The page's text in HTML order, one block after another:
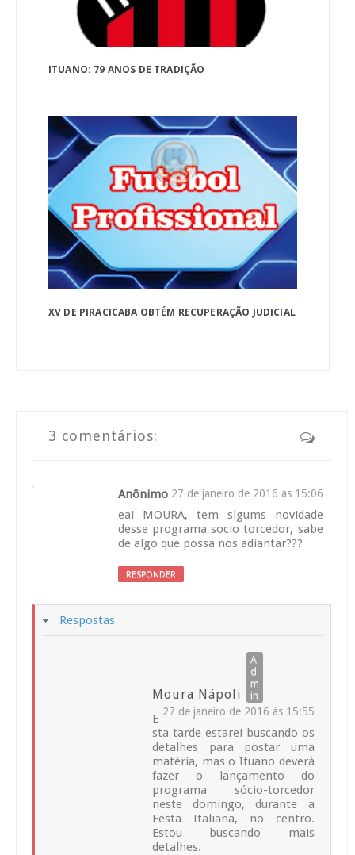
ITUANO: 79 ANOS DE TRADIÇÃO
XV DE PIRACICABA OBTÉM RECUPERAÇÃO JUDICIAL
3 comentários:
Anônimo 27 de janeiro de 2016 às 15:06
eai MOURA, tem slgums novidade
desse programa socio torcedor, sabe
de algo que possa nos adiantar???
RESPONDER
Respostas
Moura Nápoli
27 de janeiro de 2016 às 15:55
E
sta tarde estarei buscando os
detalhes para postar uma
matéria, mas o Ituano deverá
fazer o lançamento do
programa sócio-torcedor
neste domingo, durante a
Festa Italiana, no centro.
Estou buscando mais
detalhes.